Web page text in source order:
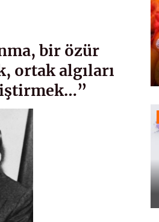
bir özür
ortak algıları